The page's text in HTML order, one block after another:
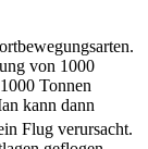
von 1000
Tonnen
kann dann
Flug verursacht.